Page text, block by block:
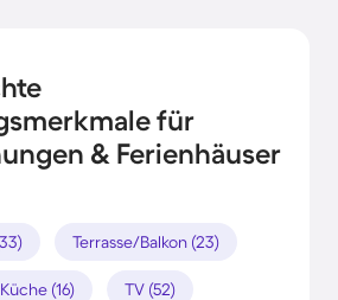
für
& Ferienhäuser
Terrasse/Balkon (23)
Küche (16) TV (52)